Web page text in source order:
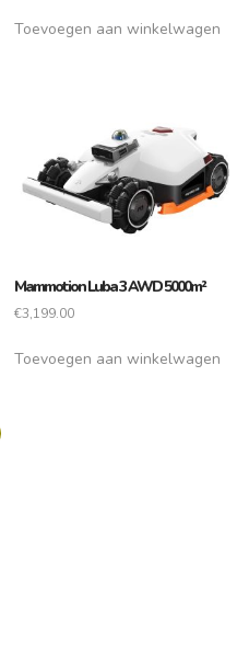
Toevoegen aan winkelwagen
Mammotion Luba 3 AWD 5000m²
€3,199.00
Toevoegen aan winkelwagen